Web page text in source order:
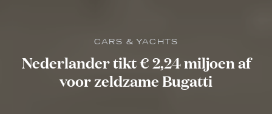
CARS & YACHTS
Nederlander tikt € 2,24 miljoen af
voor zeldzame Bugatti